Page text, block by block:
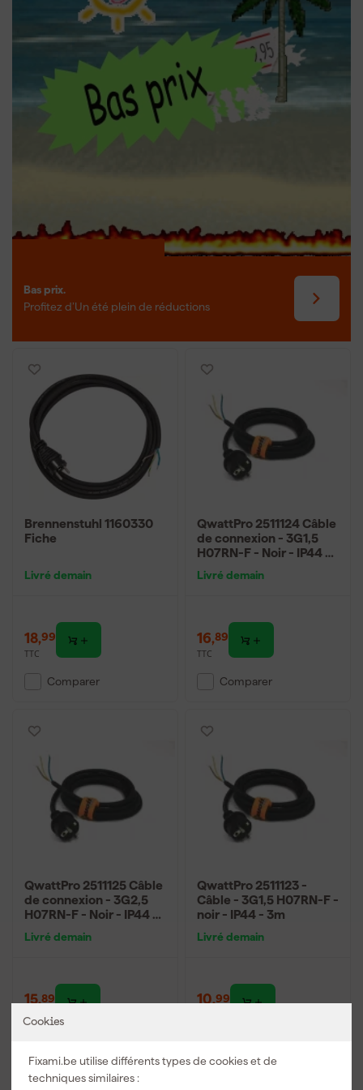
Cookies
Fixami.be utilise différents types de cookies et de
techniques similaires :
Bas prix.
Profitez d’Un été plein de réductions
Brennenstuhl 1160330
Fiche
Livré demain
18,99
TTC
Comparer
QwattPro 2511124 Câble
de connexion - 3G1,5
H07RN-F - Noir - IP44 -
Livré demain
16,89
TTC
Comparer
QwattPro 2511125 Câble
de connexion - 3G2,5
H07RN-F - Noir - IP44 -
Livré demain
15,89
TTC
QwattPro 2511123 -
Câble - 3G1,5 H07RN-F -
noir - IP44 - 3m
Livré demain
10,99